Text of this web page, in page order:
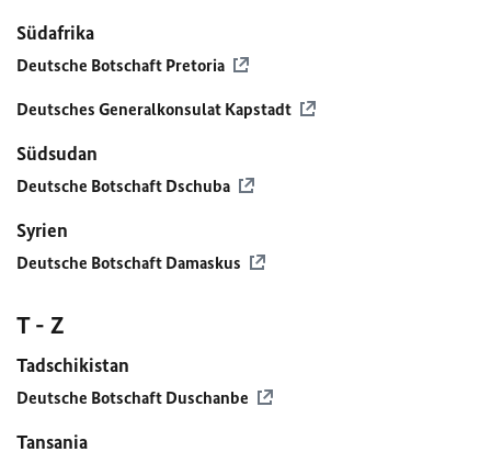
Südafrika
Deutsche Botschaft Pretoria
Deutsches Generalkonsulat Kapstadt
Südsudan
Deutsche Botschaft Dschuba
Syrien
Deutsche Botschaft Damaskus
T - Z
Tadschikistan
Deutsche Botschaft Duschanbe
Tansania